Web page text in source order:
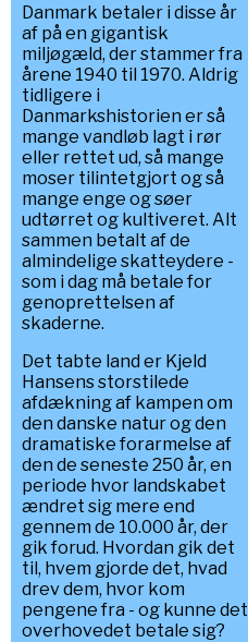
Danmark betaler i disse år
af på en gigantisk
miljøgæld, der stammer fra
årene 1940 til 1970. Aldrig
tidligere i
Danmarkshistorien er så
mange vandløb lagt i rør
eller rettet ud, så mange
moser tilintetgjort og så
mange enge og søer
udtørret og kultiveret. Alt
sammen betalt af de
almindelige skatteydere -
som i dag må betale for
genoprettelsen af
skaderne.
Det tabte land er Kjeld
Hansens storstilede
afdækning af kampen om
den danske natur og den
dramatiske forarmelse af
den de seneste 250 år, en
periode hvor landskabet
ændret sig mere end
gennem de 10.000 år, der
gik forud. Hvordan gik det
til, hvem gjorde det, hvad
drev dem, hvor kom
pengene fra - og kunne det
overhovedet betale sig?